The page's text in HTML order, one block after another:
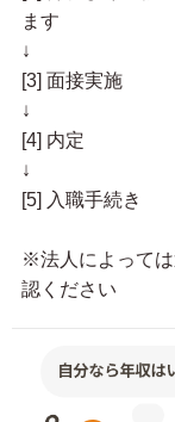
ます
↓
[3] 面接実施
↓
[4] 内定
↓
[5] 入職手続き
※法人によって
認ください